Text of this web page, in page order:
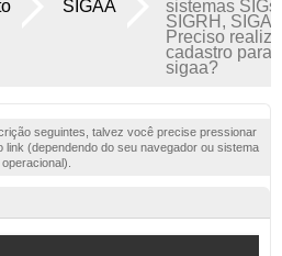
SIGAA
sistemas SIGs
SIGRH,
Preciso
cadastro para
sigaa?
seguintes, talvez você precise pressionar
link (dependendo do seu navegador ou sistema
operacional).